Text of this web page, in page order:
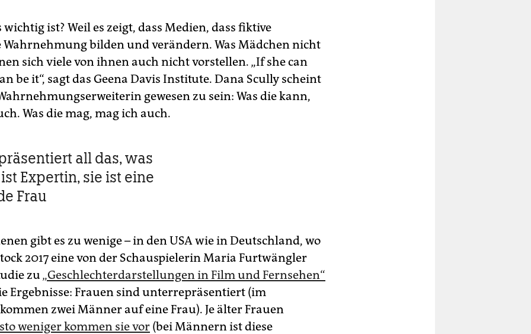
wichtig ist? Weil es zeigt, dass Medien, dass fiktive
Wahrnehmung bilden und verändern. Was Mädchen nicht
sich viele von ihnen auch nicht vorstellen. „If she can
be it“, sagt das Geena Davis Institute. Dana Scully scheint
gewesen zu sein: Was die kann,
Was die mag, mag ich auch.
all das, was
Expertin, sie ist eine
Frau
gibt es zu wenige – in den USA wie in Deutschland, wo
2017 eine von der Schauspielerin Maria Furtwängler
zu „Geschlechterdarstellungen in Film und Fernsehen“
Ergebnisse: Frauen sind unterrepräsentiert (im
zwei Männer auf eine Frau). Je älter Frauen
weniger kommen sie vor (bei Männern ist diese